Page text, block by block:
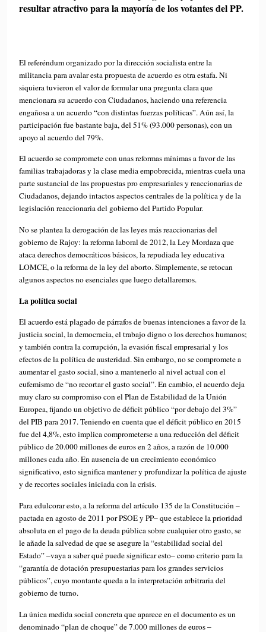
resultar atractivo para la mayoría de los votantes del PP.
El referéndum organizado por la dirección socialista entre la
militancia para avalar esta propuesta de acuerdo es otra estafa. Ni
siquiera tuvieron el valor de formular una pregunta clara que
mencionara su acuerdo con Ciudadanos, haciendo una referencia
engañosa a un acuerdo “con distintas fuerzas políticas”. Aún así, la
participación fue bastante baja, del 51% (93.000 personas), con un
apoyo al acuerdo del 79%.
El acuerdo se compromete con unas reformas mínimas a favor de las
familias trabajadoras y la clase media empobrecida, mientras cuela una
parte sustancial de las propuestas pro empresariales y reaccionarias de
Ciudadanos, dejando intactos aspectos centrales de la política y de la
legislación reaccionaria del gobierno del Partido Popular.
No se plantea la derogación de las leyes más reaccionarias del
gobierno de Rajoy: la reforma laboral de 2012, la Ley Mordaza que
ataca derechos democráticos básicos, la repudiada ley educativa
LOMCE, o la reforma de la ley del aborto. Simplemente, se retocan
algunos aspectos no esenciales que luego detallaremos.
La política social
El acuerdo está plagado de párrafos de buenas intenciones a favor de la
justicia social, la democracia, el trabajo digno o los derechos humanos;
y también contra la corrupción, la evasión fiscal empresarial y los
efectos de la política de austeridad. Sin embargo, no se compromete a
aumentar el gasto social, sino a mantenerlo al nivel actual con el
eufemismo de “no recortar el gasto social”. En cambio, el acuerdo deja
muy claro su compromiso con el Plan de Estabilidad de la Unión
Europea, fijando un objetivo de déficit público “por debajo del 3%”
del PIB para 2017. Teniendo en cuenta que el déficit público en 2015
fue del 4,8%, esto implica comprometerse a una reducción del déficit
público de 20.000 millones de euros en 2 años, a razón de 10.000
millones cada año. En ausencia de un crecimiento económico
significativo, esto significa mantener y profundizar la política de ajuste
y de recortes sociales iniciada con la crisis.
Para edulcorar esto, a la reforma del artículo 135 de la Constitución –
pactada en agosto de 2011 por PSOE y PP– que establece la prioridad
absoluta en el pago de la deuda pública sobre cualquier otro gasto, se
le añade la salvedad de que se asegure la “estabilidad social del
Estado” –vaya a saber qué puede significar esto– como criterio para la
“garantía de dotación presupuestarias para los grandes servicios
públicos”, cuyo montante queda a la interpretación arbitraria del
gobierno de turno.
La única medida social concreta que aparece en el documento es un
denominado “plan de choque” de 7.000 millones de euros –